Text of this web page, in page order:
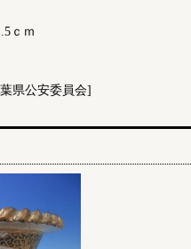
ｃｍ
県公安委員会]